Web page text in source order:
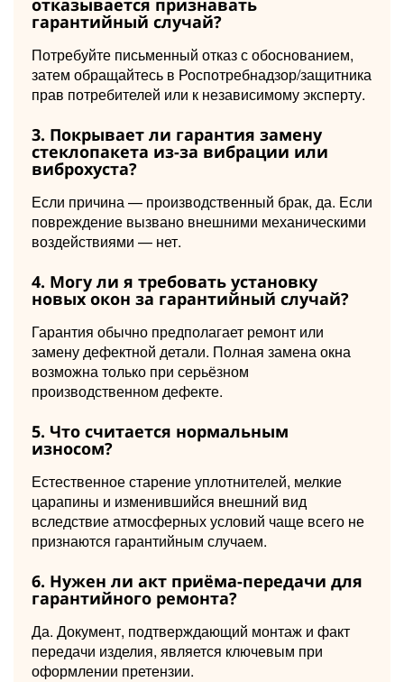
отказывается признавать
гарантийный случай?
Потребуйте письменный отказ с обоснованием,
затем обращайтесь в Роспотребнадзор/защитника
прав потребителей или к независимому эксперту.
3. Покрывает ли гарантия замену
стеклопакета из-за вибрации или
виброхуста?
Если причина — производственный брак, да. Если
повреждение вызвано внешними механическими
воздействиями — нет.
4. Могу ли я требовать установку
новых окон за гарантийный случай?
Гарантия обычно предполагает ремонт или
замену дефектной детали. Полная замена окна
возможна только при серьёзном
производственном дефекте.
5. Что считается нормальным
износом?
Естественное старение уплотнителей, мелкие
царапины и изменившийся внешний вид
вследствие атмосферных условий чаще всего не
признаются гарантийным случаем.
6. Нужен ли акт приёма-передачи для
гарантийного ремонта?
Да. Документ, подтверждающий монтаж и факт
передачи изделия, является ключевым при
оформлении претензии.